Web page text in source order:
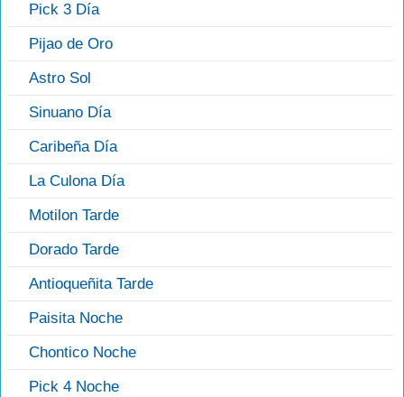
Pick 3 Día
Pijao de Oro
Astro Sol
Sinuano Día
Caribeña Día
La Culona Día
Motilon Tarde
Dorado Tarde
Antioqueñita Tarde
Paisita Noche
Chontico Noche
Pick 4 Noche